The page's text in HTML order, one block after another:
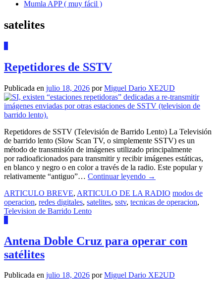
Mumla APP ( muy fácil )
satelites
Repetidores de SSTV
Publicada en julio 18, 2026 porMiguel Dario XE2UD
Repetidores de SSTV (Televisión de Barrido Lento) La Televisión
de barrido lento (Slow Scan TV, o simplemente SSTV) es un
método de transmisión de imágenes utilizado principalmente
por radioaficionados para transmitir y recibir imágenes estáticas,
en blanco y negro o en color a través de la radio. Este popular y
relativamente “antiguo”… Continuar leyendo →
ARTICULO BREVE, ARTICULO DE LA RADIO modos de
operacion, redes digitales, satelites, sstv, tecnicas de operacion,
Television de Barrido Lento
Antena Doble Cruz para operar con
satélites
Publicada en julio 18, 2026 porMiguel Dario XE2UD